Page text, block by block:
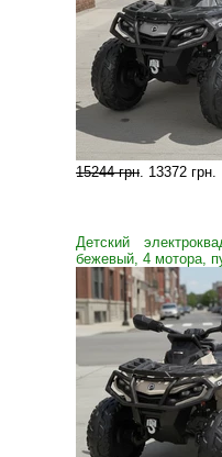
15244 грн. 13372 грн.
Детский
бежевый, 4 мотора,